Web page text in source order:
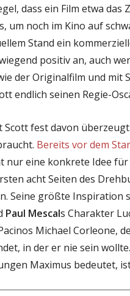
dass ein Film etwa das
um noch im Kino auf
Stand ein
positiv an, auch
der Originalfilm und mit
endlich seinen Regie-
fest davon
Bereits vor dem
nur eine konkrete Idee
acht Seiten des
Seine größte Inspiration
Paul Mescals Charakter
Michael Corleone,
in der er nie sein
Maximus bedeutet,